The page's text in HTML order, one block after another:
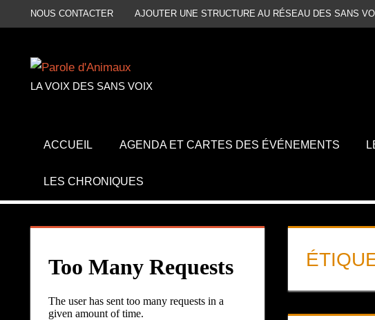
au
NOUS CONTACTER AJOUTER UNE STRUCTURE AU RÉSEAU DES SANS
LA VOIX DES SANS VOIX
ACCUEIL AGENDA ET CARTES DES ÉVÉNEMENTS
LES CHRONIQUES